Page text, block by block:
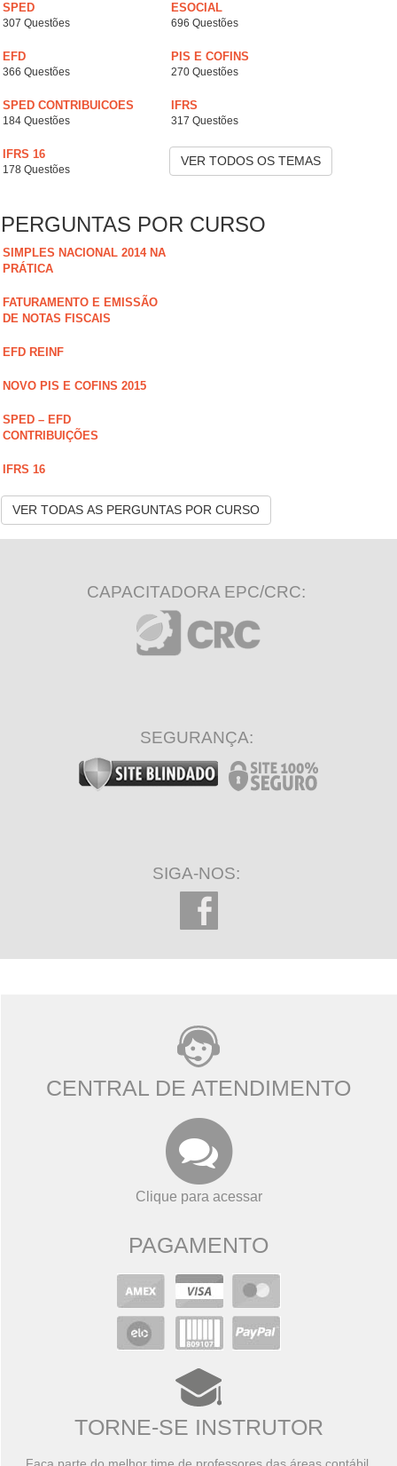
SPED
307 Questões
ESOCIAL
696 Questões
EFD
366 Questões
PIS E COFINS
270 Questões
SPED CONTRIBUICOES
184 Questões
IFRS
317 Questões
IFRS 16
178 Questões
VER TODOS OS TEMAS
PERGUNTAS POR CURSO
SIMPLES NACIONAL 2014 NA
PRÁTICA
FATURAMENTO E EMISSÃO
DE NOTAS FISCAIS
EFD REINF
NOVO PIS E COFINS 2015
SPED – EFD
CONTRIBUIÇÕES
IFRS 16
VER TODAS AS PERGUNTAS POR CURSO
CAPACITADORA EPC/CRC:
SEGURANÇA:
SIGA-NOS:
CENTRAL DE ATENDIMENTO
Clique para acessar
PAGAMENTO
TORNE-SE INSTRUTOR